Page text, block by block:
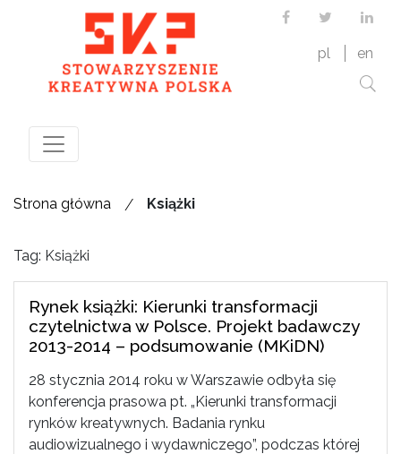
FacebookTwitter
pl en
Strona główna / Książki
Tag: Książki
Rynek książki: Kierunki transformacji
czytelnictwa w Polsce. Projekt badawczy
2013-2014 – podsumowanie (MKiDN)
28 stycznia 2014 roku w Warszawie odbyła się
konferencja prasowa pt. „Kierunki transformacji
rynków kreatywnych. Badania rynku
audiowizualnego i wydawniczego”, podczas której